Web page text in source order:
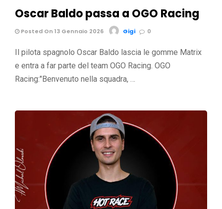
Oscar Baldo passa a OGO Racing
Posted On 13 Gennaio 2026 Gigi 0
Il pilota spagnolo Oscar Baldo lascia le gomme Matrix
e entra a far parte del team OGO Racing. OGO
Racing:"Benvenuto nella squadra, …